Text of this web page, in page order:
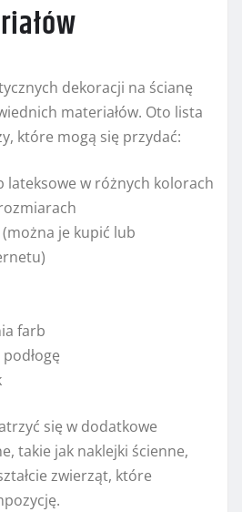
dekoracji na ścianę
materiałów. Oto lista
które mogą się przydać:
lateksowe w różnych kolorach
je kupić lub
farb
się w dodatkowe
takie jak naklejki ścienne,
zwierząt, które